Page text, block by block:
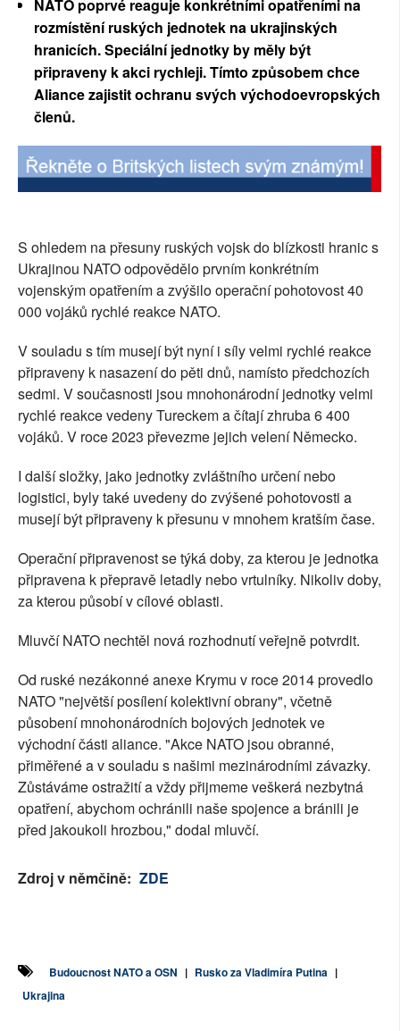
SOCIÁLNÍ SÍTĚ
RUBRIKY
PLNÁ VERZE STRÁNEK
NATO poprvé reaguje konkrétními opatřeními na
rozmístění ruských jednotek na ukrajinských
hranicích. Speciální jednotky by měly být
připraveny k akci rychleji. Tímto způsobem chce
Aliance zajistit ochranu svých východoevropských
členů.
S ohledem na přesuny ruských vojsk do blízkosti hranic s
Ukrajinou NATO odpovědělo prvním konkrétním
vojenským opatřením a zvýšilo operační pohotovost 40
000 vojáků rychlé reakce NATO.
V souladu s tím musejí být nyní i síly velmi rychlé reakce
připraveny k nasazení do pěti dnů, namísto předchozích
sedmi. V současnosti jsou mnohonárodní jednotky velmi
rychlé reakce vedeny Tureckem a čítají zhruba 6 400
vojáků. V roce 2023 převezme jejich velení Německo.
I další složky, jako jednotky zvláštního určení nebo
logistici, byly také uvedeny do zvýšené pohotovosti a
musejí být připraveny k přesunu v mnohem kratším čase.
Operační připravenost se týká doby, za kterou je jednotka
připravena k přepravě letadly nebo vrtulníky. Nikoliv doby,
za kterou působí v cílové oblasti.
Mluvčí NATO nechtěl nová rozhodnutí veřejně potvrdit.
Od ruské nezákonné anexe Krymu v roce 2014 provedlo
NATO "největší posílení kolektivní obrany", včetně
působení mnohonárodních bojových jednotek ve
východní části aliance. "Akce NATO jsou obranné,
přiměřené a v souladu s našimi mezinárodními závazky.
Zůstáváme ostražití a vždy přijmeme veškerá nezbytná
opatření, abychom ochránili naše spojence a bránili je
před jakoukoli hrozbou," dodal mluvčí.
Zdroj v němčině: ZDE
Budoucnost NATO a OSN | Rusko za Vladimíra Putina |
Ukrajina